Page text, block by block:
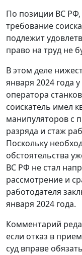
По позиции ВС РФ,
требование
подлежит
право на труд не
В этом деле
января 2024 года
оператора
соискатель имел
манипуляторов с
разряда и стаж
Поскольку
обстоятельства
ВС РФ не стал
рассмотрение и
работодателя
января 2024 года.
Комментарий
если отказ в
суд вправе